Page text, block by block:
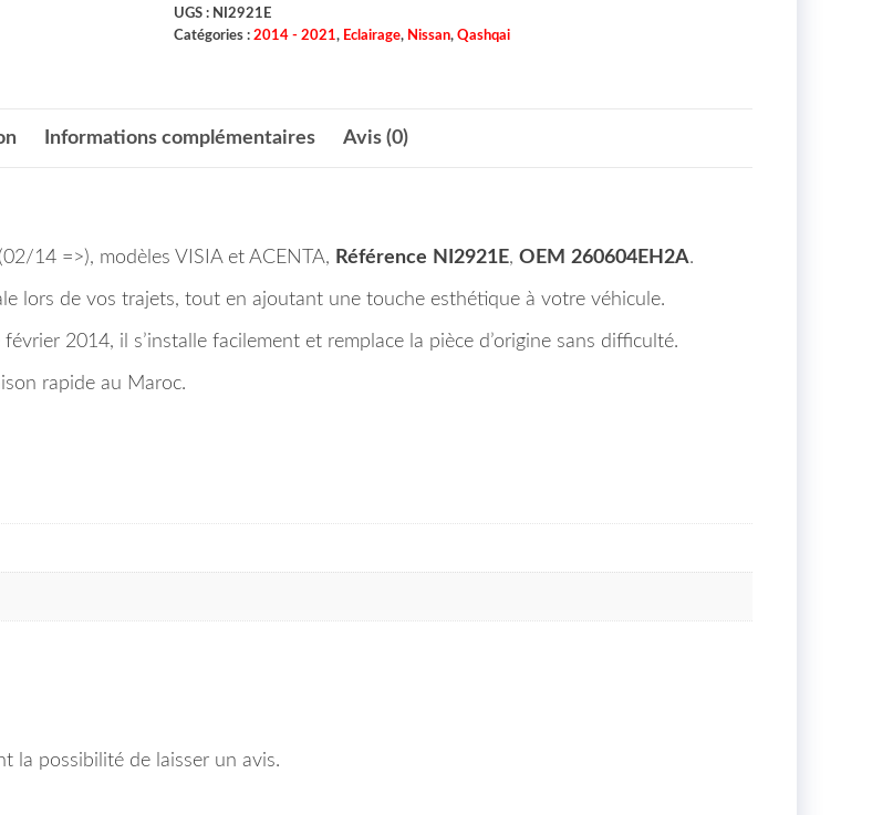
UGS : NI2921E
Catégories : 2014 - 2021, Eclairage, Nissan, Qashqai
Informations complémentaires Avis (0)
14 =>), modèles VISIA et ACENTA, Référence NI2921E, OEM 260604EH2A.
lors de vos trajets, tout en ajoutant une touche esthétique à votre véhicule.
2014, il s’installe facilement et remplace la pièce d’origine sans difficulté.
rapide au Maroc.
la possibilité de laisser un avis.